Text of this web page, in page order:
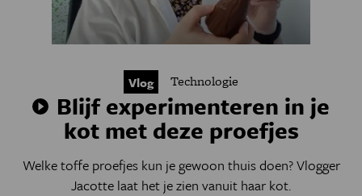
Vlog Technologie
Blijf experimenteren in je
kot met deze proefjes
Welke toffe proefjes kun je gewoon thuis doen? Vlogger
Jacotte laat het je zien vanuit haar kot.